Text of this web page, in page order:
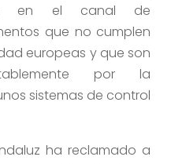
en el canal de
que no cumplen
europeas y que son
por la
sistemas de control
ha reclamado a